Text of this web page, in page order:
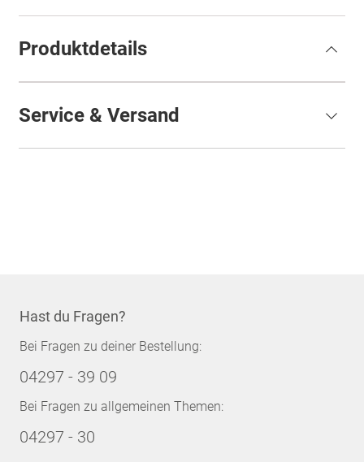
Produktdetails
Service & Versand
Hast du Fragen?
Bei Fragen zu deiner Bestellung:
04297 - 39 09
Bei Fragen zu allgemeinen Themen:
04297 - 30